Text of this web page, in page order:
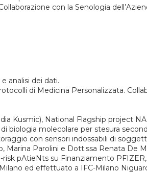
con la Senologia
analisi dei dati.
di Medicina Personalizzata.
Kusmic), National Flagship project
biologia molecolare per stesura
con sensori indossabili di
Parolini e Dott.ssa Renata De
pAtieNts su Finanziamento
ed effettuato a IFC-Milano